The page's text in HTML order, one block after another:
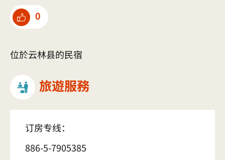
点选推荐
0
位於云林县的民宿
旅遊服務
订房专线：
886-5-7905385